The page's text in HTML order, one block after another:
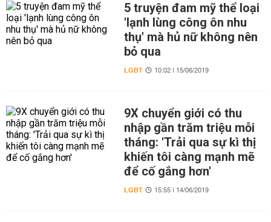
5 truyện đam mỹ thể loại
'lạnh lùng công ôn nhu
thụ' mà hủ nữ không nên
bỏ qua
LGBT 10:02 | 15/06/2019
9X chuyển giới có thu
nhập gần trăm triệu mỗi
tháng: 'Trải qua sự kì thị
khiến tôi càng mạnh mẽ
để cố gắng hơn'
LGBT 15:55 | 14/06/2019